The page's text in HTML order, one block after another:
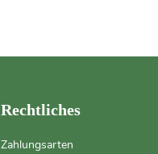
Rechtliches
Zahlungsarten